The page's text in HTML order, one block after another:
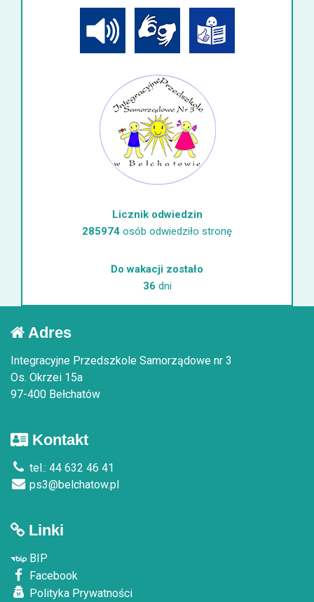
Licznik odwiedzin
285974 osób odwiedziło stronę
Do wakacji zostało
36 dni
Adres
Integracyjne Przedszkole Samorządowe nr 3
Os. Okrzei 15a
97-400 Bełchatów
Kontakt
tel.: 44 632 46 41
ps3@belchatow.pl
Linki
BIP
Facebook
Polityka Prywatności